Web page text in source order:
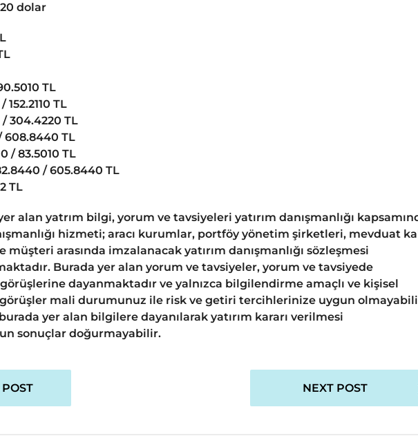
dolar
TL
152.2110 TL
/ 304.4220 TL
608.8440 TL
/ 83.5010 TL
/ 605.8440 TL
TL
alan yatrım bilgi, yorum ve tavsiyeleri yatırım danışmanlığı
hizmeti; aracı kurumlar, portföy yönetim şirketleri, mevduat
arasında imzalanacak yatırım danışmanlığı sözleşmesi
Burada yer alan yorum ve tavsiyeler, yorum ve tavsiyede
dayanmaktadır ve yalnızca bilgilendirme amaçlı ve kişisel
mali durumunuz ile risk ve getiri tercihlerinize uygun
yer alan bilgilere dayanılarak yatırım kararı verilmesi
sonuçlar doğurmayabilir.
NEXT POST